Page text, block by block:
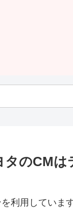
タのCM
利用していま